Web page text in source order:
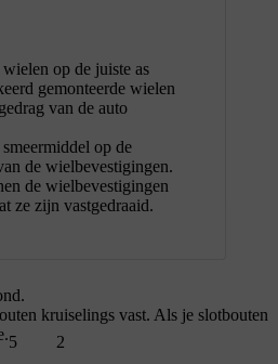
op de juiste as
gemonteerde wielen
van de auto
op de
de wielbevestigingen.
de wielbevestigingen
ze zijn vastgedraaid.
kruiselings vast. Als je slotbouten
2
5